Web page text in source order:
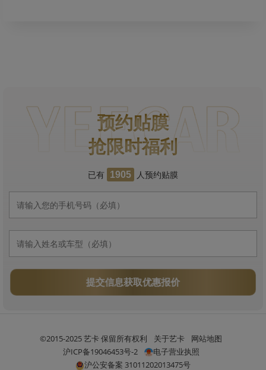
预约贴膜
抢限时福利
已有 1905 人预约贴膜
提交信息获取优惠报价
©2015-2025 艺卡 保留所有权利 关于艺卡
网站地图
沪ICP备19046453号-2
电子营业执照
沪公安备案 31011202013475号